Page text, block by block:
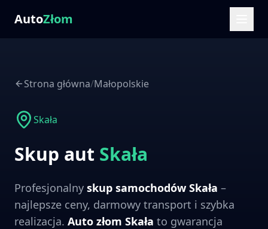
AutoZłom
Strona główna/Małopolskie
Skała
Skup aut Skała
Profesjonalny skup samochodówSkała –
najlepsze ceny, darmowy transport i szybka
realizacja. Auto złom Skała to gwarancja